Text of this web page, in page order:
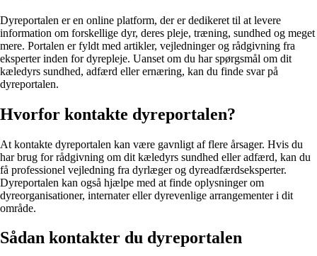
Dyreportalen er en online platform, der er dedikeret til at levere
information om forskellige dyr, deres pleje, træning, sundhed og meget
mere. Portalen er fyldt med artikler, vejledninger og rådgivning fra
eksperter inden for dyrepleje. Uanset om du har spørgsmål om dit
kæledyrs sundhed, adfærd eller ernæring, kan du finde svar på
dyreportalen.
Hvorfor kontakte dyreportalen?
At kontakte dyreportalen kan være gavnligt af flere årsager. Hvis du
har brug for rådgivning om dit kæledyrs sundhed eller adfærd, kan du
få professionel vejledning fra dyrlæger og dyreadfærdseksperter.
Dyreportalen kan også hjælpe med at finde oplysninger om
dyreorganisationer, internater eller dyrevenlige arrangementer i dit
område.
Sådan kontakter du dyreportalen